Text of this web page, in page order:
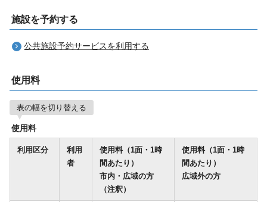
施設を予約する
公共施設予約サービスを利用する
使用料
表の幅を切り替える
使用料
利用区分
利用
者
使用料（1面・1時
間あたり）
市内・広域の方
（注釈）
使用料（1面・1時
間あたり）
広域外の方